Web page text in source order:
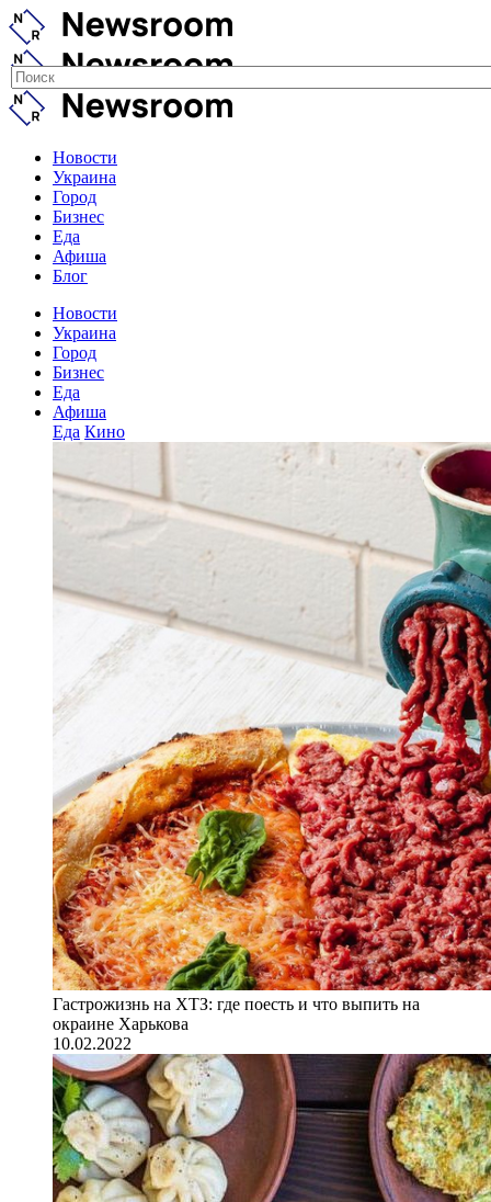
Новости
Украина
Город
Бизнес
Еда
Афиша
Блог
Новости
Украина
Город
Бизнес
Еда
Афиша
Еда Кино
Гастрожизнь на ХТЗ: где поесть и что выпить на
окраине Харькова
10.02.2022